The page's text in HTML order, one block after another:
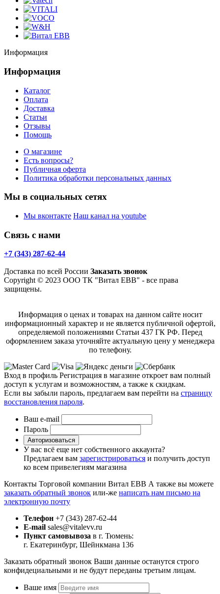
Информация
Информация
Каталог
Оплата
Доставка
Статьи
Отзывы
Помощь
О магазине
Есть вопросы?
Публичная оферта
Политика обработки персональных данных
Мы в социальных сетях
Мы вконтакте Наш канал на youtube
Связь с нами
+7 (343) 287-62-44
Доставка по всей России Заказать звонок
Copyright © 2023 ООО ТК "Витал ЕВВ" - все права
защищены.
Информация о ценах и товарах на данном сайте носит
информационный характер и не является публичной офертой,
определяемой положениями Статьи 437 ГК РФ. Перед
оформлением заказа уточняйте актуальную цену у менеджера
по телефону.
Вход в профиль Регистрация в магазине откроет вам полный
доступ к услугам и возможностям, а также к скидкам.
Если вы забыли пароль, предлагаем вам перейти на страницу
восстановления пароля.
Ваш e-mail
Пароль
Авторизоваться
У вас всё еще нет собственного аккаунта?
Предлагаем вам зарегистрироваться и получить доступ
ко всем привелегиям магазина
Контакты Торговой компании Витал ЕВВ А также вы можете
заказать обратный звонок или-же написать нам письмо на
электронную почту
Телефон +7 (343) 287-62-44
E-mail sales@vitalevv.ru
Пункт самовывоза в г. Тюмень:
г. Екатеринбург, Шейнкмана 136
Заказать обратный звонок Ваши данные останутся строго
конфидециальными и не будут переданы третьим лицам.
Ваше имя